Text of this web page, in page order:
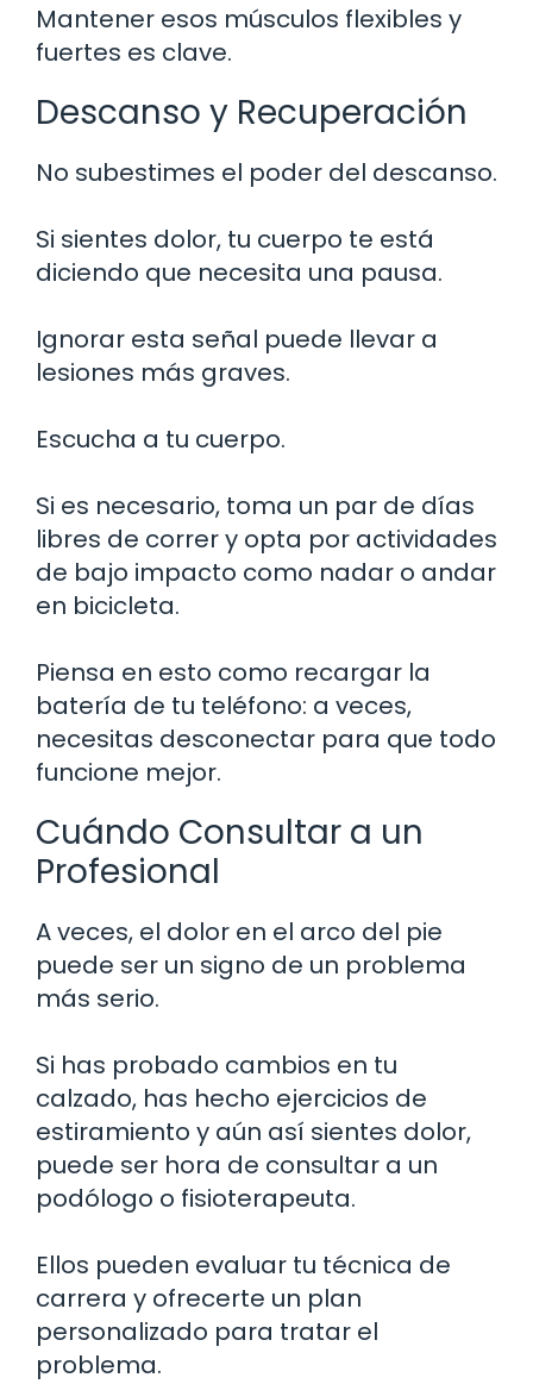
Mantener esos músculos flexibles y
fuertes es clave.
Descanso y Recuperación
No subestimes el poder del descanso.
Si sientes dolor, tu cuerpo te está
diciendo que necesita una pausa.
Ignorar esta señal puede llevar a
lesiones más graves.
Escucha a tu cuerpo.
Si es necesario, toma un par de días
libres de correr y opta por actividades
de bajo impacto como nadar o andar
en bicicleta.
Piensa en esto como recargar la
batería de tu teléfono: a veces,
necesitas desconectar para que todo
funcione mejor.
Cuándo Consultar a un
Profesional
A veces, el dolor en el arco del pie
puede ser un signo de un problema
más serio.
Si has probado cambios en tu
calzado, has hecho ejercicios de
estiramiento y aún así sientes dolor,
puede ser hora de consultar a un
podólogo o fisioterapeuta.
Ellos pueden evaluar tu técnica de
carrera y ofrecerte un plan
personalizado para tratar el
problema.